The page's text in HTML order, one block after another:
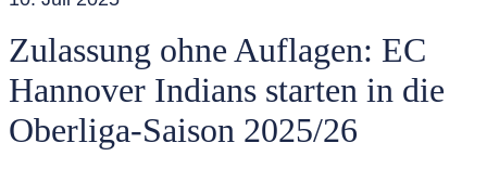
Zulassung ohne Auflagen: EC
Hannover Indians starten in die
Oberliga-Saison 2025/26